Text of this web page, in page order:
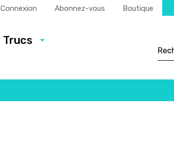
Connexion Abonnez-vous Boutique
Trucs